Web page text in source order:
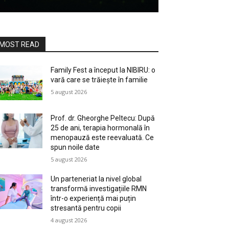
READ
Family Fest a început la NIBIRU: o
vară care se trăiește în familie
5 august 2026
Prof. dr. Gheorghe Peltecu: După
25 de ani, terapia hormonală în
menopauză este reevaluată. Ce
spun noile date
5 august 2026
Un parteneriat la nivel global
transformă investigațiile RMN
într-o experiență mai puțin
stresantă pentru copii
4 august 2026